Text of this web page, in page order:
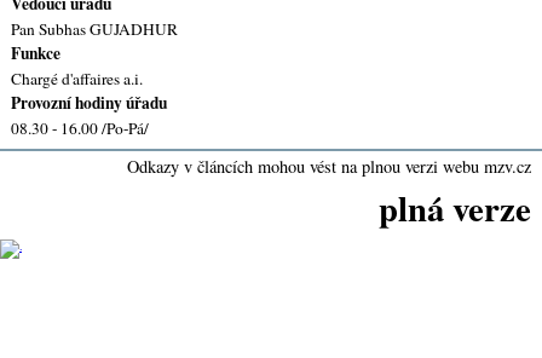
Pan Subhas GUJADHUR
Funkce
Chargé d'affaires a.i.
Provozní hodiny úřadu
08.30 - 16.00 /Po-Pá/
Odkazy v článcích mohou vést na plnou verzi webu mzv.cz
plná verze